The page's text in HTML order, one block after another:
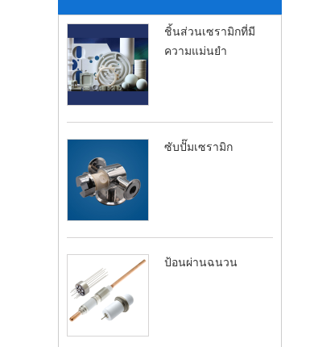
ชิ้นส่วนเซรามิกที่มี
ความแม่นยำ
ซับปั๊มเซรามิก
ป้อนผ่านฉนวน